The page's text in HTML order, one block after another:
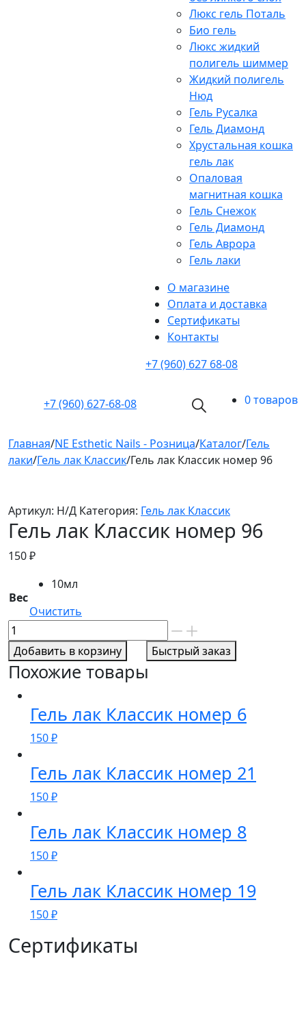
Люкс гель Поталь
Био гель
Люкс жидкий
полигель шиммер
Жидкий полигель
Нюд
Гель Русалка
Гель Диамонд
Хрустальная кошка
гель лак
Опаловая
магнитная кошка
Гель Снежок
Гель Диамонд
Гель Аврора
Гель лаки
О магазине
Оплата и доставка
Cертификаты
Контакты
+7 (960) 627 68-08
+7 (960) 627-68-08 0 товаров
Главная/NE Esthetic Nails - Розница/Каталог/Гель
лаки/Гель лак Классик/Гель лак Классик номер 96
Артикул: Н/Д Категория: Гель лак Классик
Гель лак Классик номер 96
150₽
Вес
10мл
Очистить
Количество
товара
Гель
лак
Классик
номер
Добавить в корзину Быстрый заказ
Похожие товары
Гель лак Классик номер 6
150₽
Гель лак Классик номер 21
150₽
Гель лак Классик номер 8
150₽
Гель лак Классик номер 19
150₽
Сертификаты